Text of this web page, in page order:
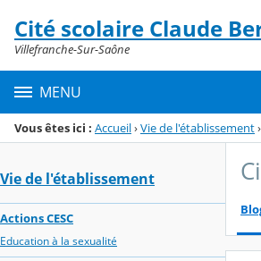
Menu de la rubrique
Contenu
Cité scolaire Claude
Villefranche-Sur-Saône
MENU
Vous êtes ici : Accueil›Vie de l'établissement›
Vie de l'établissement
Actions CESC
Education à la sexualité